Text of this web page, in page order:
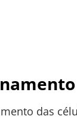
das